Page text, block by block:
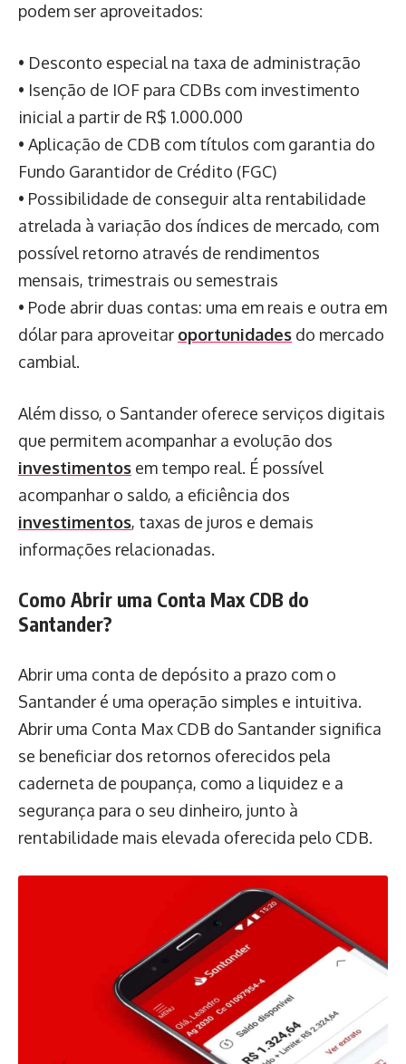
podem ser aproveitados:
• Desconto especial na taxa de administração
• Isenção de IOF para CDBs com investimento
inicial a partir de R$ 1.000.000
• Aplicação de CDB com títulos com garantia do
Fundo Garantidor de Crédito (FGC)
• Possibilidade de conseguir alta rentabilidade
atrelada à variação dos índices de mercado, com
possível retorno através de rendimentos
mensais, trimestrais ou semestrais
• Pode abrir duas contas: uma em reais e outra em
dólar para aproveitar oportunidades do mercado
cambial.
Além disso, o Santander oferece serviços digitais
que permitem acompanhar a evolução dos
investimentos em tempo real. É possível
acompanhar o saldo, a eficiência dos
investimentos, taxas de juros e demais
informações relacionadas.
Como Abrir uma Conta Max CDB do
Santander?
Abrir uma conta de depósito a prazo com o
Santander é uma operação simples e intuitiva.
Abrir uma Conta Max CDB do Santander significa
se beneficiar dos retornos oferecidos pela
caderneta de poupança, como a liquidez e a
segurança para o seu dinheiro, junto à
rentabilidade mais elevada oferecida pelo CDB.